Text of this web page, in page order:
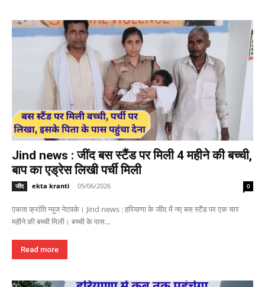
Jind news : जींद बस स्टैंड पर मिली 4 महीने की बच्ची,
बाप का एड्रेस लिखी पर्ची मिली
जींद ekta kranti - 05/06/2026 0
एकता क्रांति न्यूज नेटवर्क। Jind news : हरियाणा के जींद में नए बस स्टैंड पर एक चार
महीने की बच्ची मिली। बच्ची के पास...
Read more